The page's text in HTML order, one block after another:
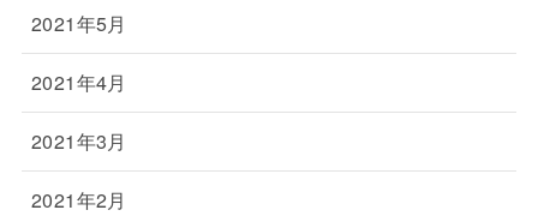
2021年5月
2021年4月
2021年3月
2021年2月